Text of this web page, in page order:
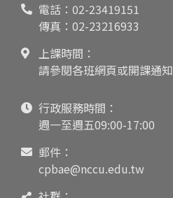
電話： 02-23419151
傳真：02-23216933
上課時間：
請參閱各班網頁或開課通知
行政服務時間：
週一至週五09:00-17:00
郵件：
cpbae@nccu.edu.tw